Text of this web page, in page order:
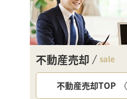
不動産売却 sale
不動産売却TOP